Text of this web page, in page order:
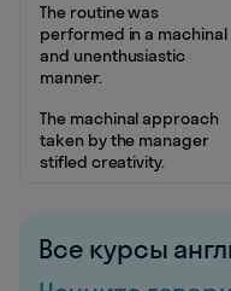
The routine was
performed in a machinal
and unenthusiastic
manner.
The machinal approach
taken by the manager
stifled creativity.
Все курсы